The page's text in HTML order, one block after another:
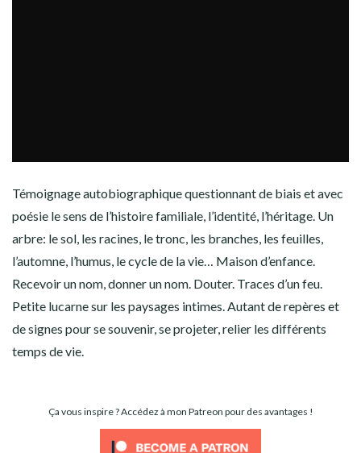
Témoignage autobiographique questionnant de biais et avec
poésie le sens de l’histoire familiale, l’identité, l’héritage. Un
arbre: le sol, les racines, le tronc, les branches, les feuilles,
l’automne, l’humus, le cycle de la vie… Maison d’enfance.
Recevoir un nom, donner un nom. Douter. Traces d’un feu.
Petite lucarne sur les paysages intimes. Autant de repères et
de signes pour se souvenir, se projeter, relier les différents
temps de vie.
Ça vous inspire ? Accédez à mon Patreon pour des avantages !